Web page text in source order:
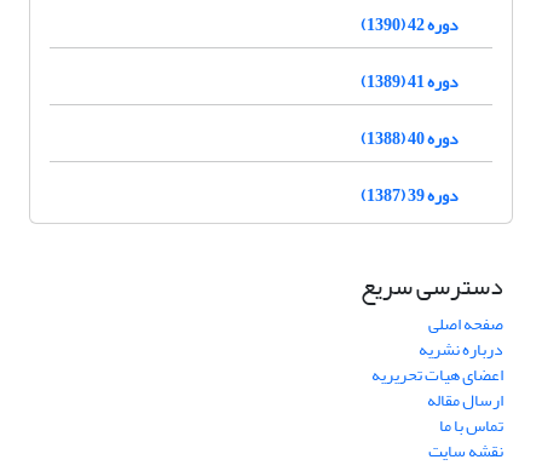
دوره 42 (1390)
دوره 41 (1389)
دوره 40 (1388)
دوره 39 (1387)
دسترسی سریع
صفحه اصلی
درباره نشریه
اعضای هیات تحریریه
ارسال مقاله
تماس با ما
نقشه سایت